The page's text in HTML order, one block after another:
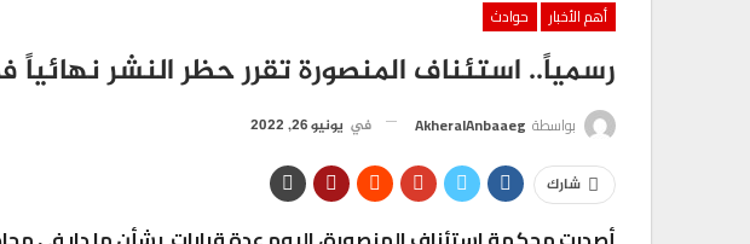
أهم الأخبار حوادث
رسمياً.. استئناف المنصورة تقرر حظر النشر
بواسطة AkheralAnbaaeg في يونيو 26, 2022
شارك